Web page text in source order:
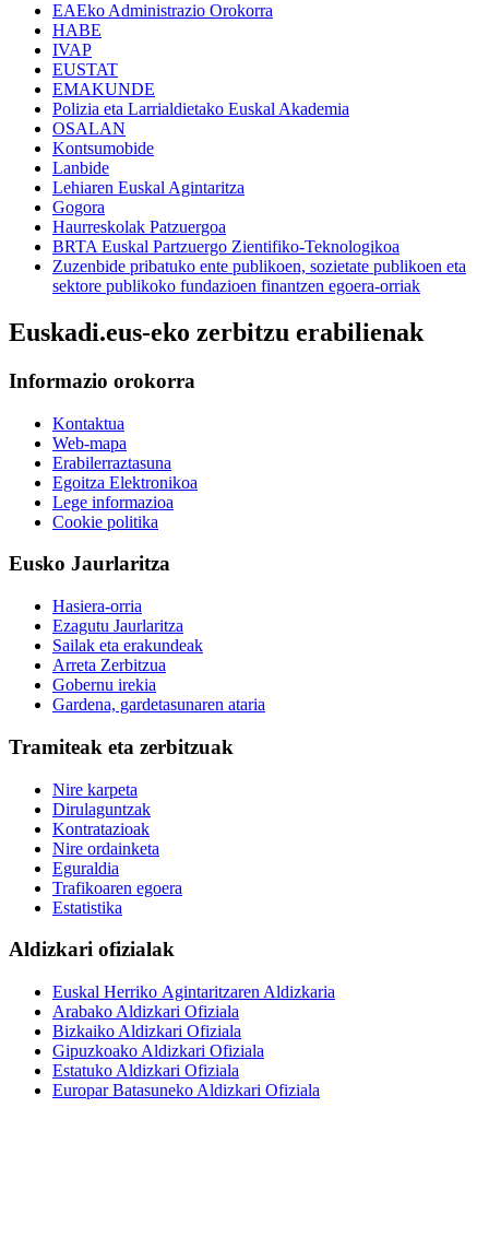
EAEko Administrazio Orokorra
HABE
IVAP
EUSTAT
EMAKUNDE
Polizia eta Larrialdietako Euskal Akademia
OSALAN
Kontsumobide
Lanbide
Lehiaren Euskal Agintaritza
Gogora
Haurreskolak Patzuergoa
BRTA Euskal Partzuergo Zientifiko-Teknologikoa
Zuzenbide pribatuko ente publikoen, sozietate publikoen eta
sektore publikoko fundazioen finantzen egoera-orriak
Euskadi.eus-eko zerbitzu erabilienak
Informazio orokorra
Kontaktua
Web-mapa
Erabilerraztasuna
Egoitza Elektronikoa
Lege informazioa
Cookie politika
Eusko Jaurlaritza
Hasiera-orria
Ezagutu Jaurlaritza
Sailak eta erakundeak
Arreta Zerbitzua
Gobernu irekia
Gardena, gardetasunaren ataria
Tramiteak eta zerbitzuak
Nire karpeta
Dirulaguntzak
Kontratazioak
Nire ordainketa
Eguraldia
Trafikoaren egoera
Estatistika
Aldizkari ofizialak
Euskal Herriko Agintaritzaren Aldizkaria
Arabako Aldizkari Ofiziala
Bizkaiko Aldizkari Ofiziala
Gipuzkoako Aldizkari Ofiziala
Estatuko Aldizkari Ofiziala
Europar Batasuneko Aldizkari Ofiziala